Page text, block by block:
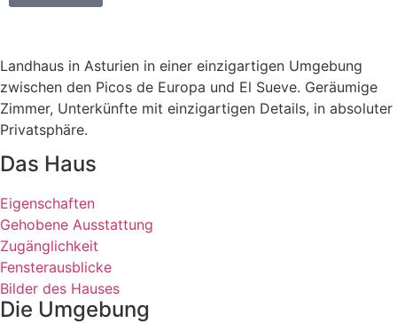
Landhaus in Asturien in einer einzigartigen Umgebung
zwischen den Picos de Europa und El Sueve. Geräumige
Zimmer, Unterkünfte mit einzigartigen Details, in absoluter
Privatsphäre.
Das Haus
Eigenschaften
Gehobene Ausstattung
Zugänglichkeit
Fensterausblicke
Bilder des Hauses
Die Umgebung